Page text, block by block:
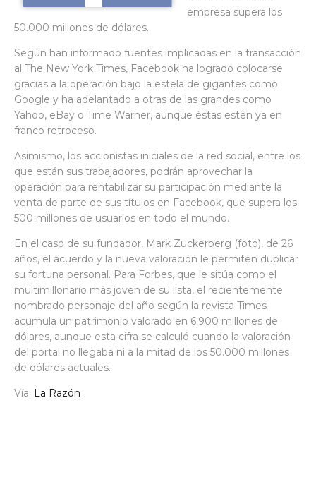
empresa supera los
50.000 millones de dólares.
Según han informado fuentes implicadas en la transacción
al The New York Times, Facebook ha logrado colocarse
gracias a la operación bajo la estela de gigantes como
Google y ha adelantado a otras de las grandes como
Yahoo, eBay o Time Warner, aunque éstas estén ya en
franco retroceso.
Asimismo, los accionistas iniciales de la red social, entre los
que están sus trabajadores, podrán aprovechar la
operación para rentabilizar su participación mediante la
venta de parte de sus títulos en Facebook, que supera los
500 millones de usuarios en todo el mundo.
En el caso de su fundador, Mark Zuckerberg (foto), de 26
años, el acuerdo y la nueva valoración le permiten duplicar
su fortuna personal. Para Forbes, que le sitúa como el
multimillonario más joven de su lista, el recientemente
nombrado personaje del año según la revista Times
acumula un patrimonio valorado en 6.900 millones de
dólares, aunque esta cifra se calculó cuando la valoración
del portal no llegaba ni a la mitad de los 50.000 millones
de dólares actuales.
Vía: La Razón